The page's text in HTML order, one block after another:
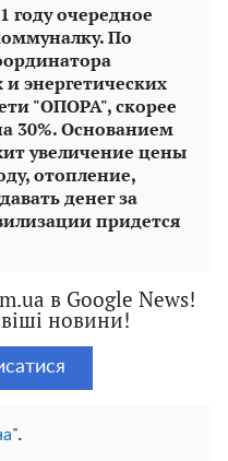
году очередное
По
энергетических
"ОПОРА", скорее
30%. Основанием
увеличение цены
отопление,
денег за
придется
в Google News!
новини!
".